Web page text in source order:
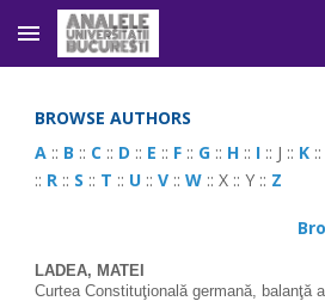
Skip to main content
BROWSE AUTHORS
A :: B :: C :: D :: E :: F :: G :: H :: I :: J :: K ::
:: R :: S :: T :: U :: V :: W :: X :: Y :: Z
LADEA, MATEI
Curtea Constituţională germană, balanţă